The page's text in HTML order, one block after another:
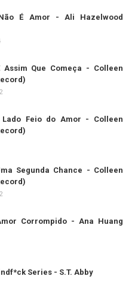
É Amor - Ali Hazelwood
Assim Que Começa - Colleen
Lado Feio do Amor - Colleen
Segunda Chance - Colleen
Corrompido - Ana Huang
Series - S.T. Abby